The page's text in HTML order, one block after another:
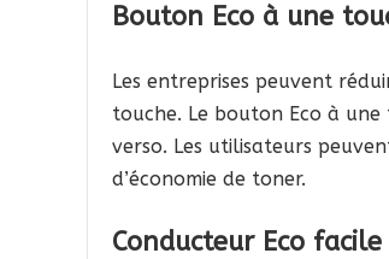
Bouton Eco à une
Les entreprises peuvent
touche. Le bouton Eco à une
verso. Les utilisateurs
d’économie de toner.
Conducteur Eco facile